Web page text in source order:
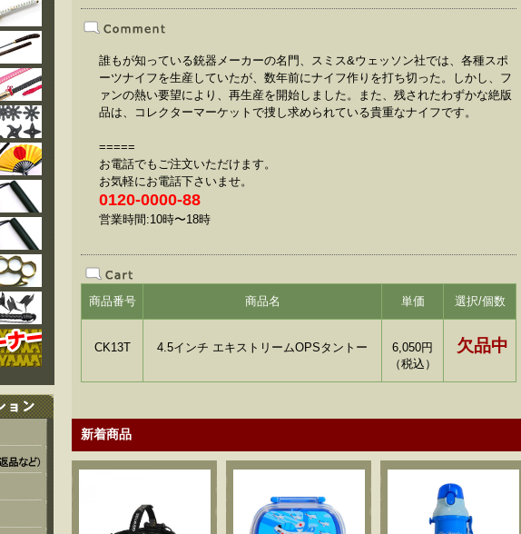
誰もが知っている銃器メーカーの名門、スミス&ウェッソン社では、各種スポ
ーツナイフを生産していたが、数年前にナイフ作りを打ち切った。しかし、フ
ァンの熱い要望により、再生産を開始しました。また、残されたわずかな絶版
品は、コレクターマーケットで捜し求められている貴重なナイフです。
=====
お電話でもご注文いただけます。
お気軽にお電話下さいませ。
0120-0000-88
営業時間:10時〜18時
商品番号 商品名 単価 選択/個数
CK13T 4.5インチ エキストリームOPSタントー 6,050円
（税込）
欠品中
新着商品